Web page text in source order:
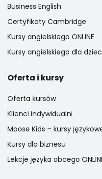
Business English
Certyfikaty Cambridge
Kursy angielskiego ONLINE
Kursy angielskiego dla
Oferta i kursy
Oferta kursów
Klienci indywidualni
Moose Kids – kursy
Kursy dla biznesu
Lekcje języka obcego